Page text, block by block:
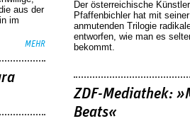
aus der
im
MEHR
Der österreichische
Pfaffenbichler hat mit
anmutenden Trilogie
entworfen, wie man es
bekommt.
ZDF-Mediathek:
Beats«